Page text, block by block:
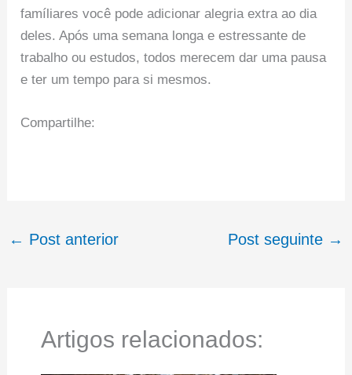
famíliares você pode adicionar alegria extra ao dia
deles. Após uma semana longa e estressante de
trabalho ou estudos, todos merecem dar uma pausa
e ter um tempo para si mesmos.
Compartilhe:
← Post anterior Post seguinte →
Artigos relacionados: